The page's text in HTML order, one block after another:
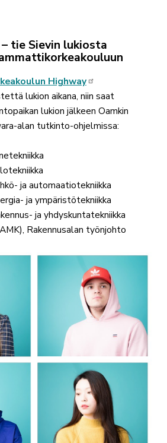
tie Sievin lukiosta
Highway
lukion aikana, niin saat
lukion jälkeen Oamkin
alan tutkinto-ohjelmissa:
ja automaatiotekniikka
ja ympäristötekniikka
ja yhdyskuntatekniikka
Rakennusalan työnjohto